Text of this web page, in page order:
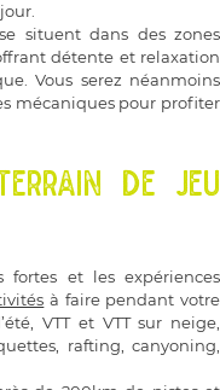
situent dans des zones
détente et relaxation
Vous serez néanmoins
mécaniques pour profiter
DE JEU
et les expériences
à faire pendant votre
VTT et VTT sur neige,
rafting, canyoning,